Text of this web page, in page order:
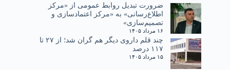
ضرورت تبدیل روابط عمومی از «مرکز
اطلاع‌رسانی» به «مرکز اعتمادسازی و
تصمیم‌سازی»
۱۶ مرداد ۱۴۰۵
چند قلم داروی دیگر هم گران شد؛ از ۲۷ تا
۱۱۷ درصد
۱۵ مرداد ۱۴۰۵